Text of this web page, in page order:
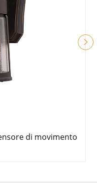
di movimento